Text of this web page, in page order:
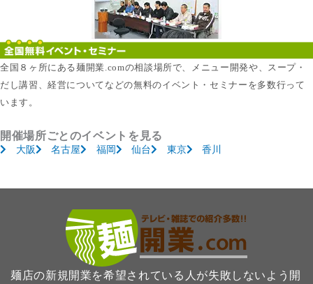
全国８ヶ所にある麺開業.comの相談場所で、メニュー開発や、スープ・
だし講習、経営についてなどの無料のイベント・セミナーを多数行って
います。
開催場所ごとのイベントを見る
大阪 名古屋 福岡 仙台 東京 香川
麺店の新規開業を希望されている人が失敗しないよう開